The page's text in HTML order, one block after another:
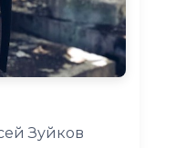
Зуйков